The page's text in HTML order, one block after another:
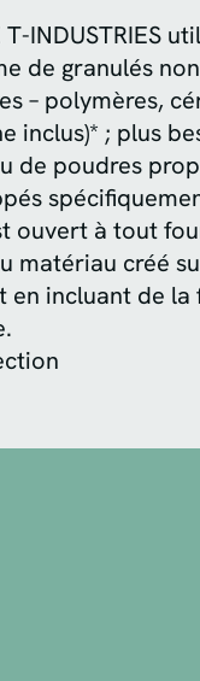
T-INDUSTRIES
de granulés
– polymères,
inclus)* ; plus
de poudres
ouvert à tout
matériau créé
en incluant de la